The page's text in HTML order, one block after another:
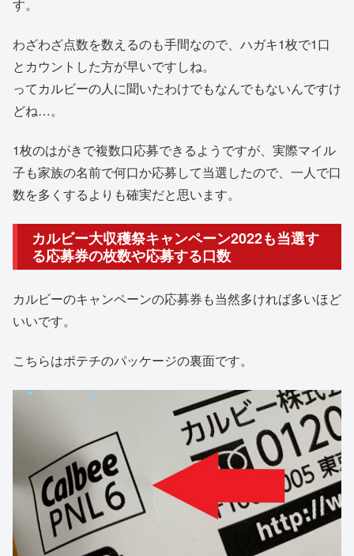
す。
わざわざ点数を数えるのも手間なので、ハガキ1枚で1口
とカウントした方が早いですしね。
ってカルビーの人に聞いたわけでもなんでもないんですけ
どね…。
1枚のはがきで複数口応募できるようですが、実際マイル
子も家族の名前で何口か応募して当選したので、一人で口
数を多くするよりも確実だと思います。
カルビー大収穫祭キャンペーン2022も当選す
る応募券の枚数や応募する口数
カルビーのキャンペーンの応募券も当然多ければ多いほど
いいです。
こちらはポテチのパッケージの裏面です。